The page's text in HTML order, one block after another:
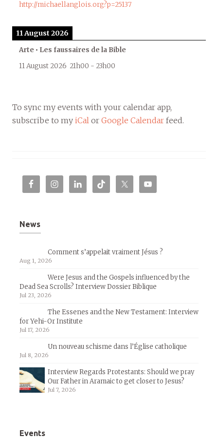
http://michaellanglois.org?p=25137
11 August 2026
Arte • Les faussaires de la Bible
11 August 2026 21h00 - 23h00
To sync my events with your calendar app,
subscribe to my iCal or Google Calendar feed.
News
Comment s’appelait vraiment Jésus ?
Aug 1, 2026
Were Jesus and the Gospels influenced by the
Dead Sea Scrolls? Interview Dossier Biblique
Jul 23, 2026
The Essenes and the New Testament: Interview
for Yehi-Or Institute
Jul 17, 2026
Un nouveau schisme dans l’Église catholique
Jul 8, 2026
Interview Regards Protestants: Should we pray
Our Father in Aramaic to get closer to Jesus?
Jul 7, 2026
Events